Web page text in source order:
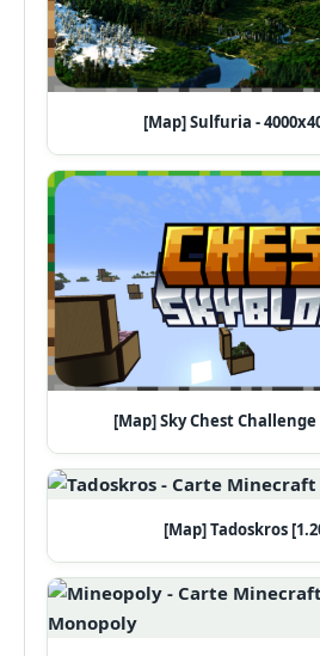
[Map] Sulfuria -
[Map] Sky Chest Challenge
[Map] Tadoskros